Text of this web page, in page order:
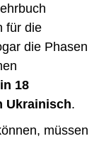
für die
die Phasen
in 18
Ukrainisch.
müssen